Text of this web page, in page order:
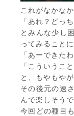
これがなかなか
「あれ？どっち
とみんな少し
ってみることに
「あーできたわ
「こういうこ
と、もやもや
その後元の速
んで楽しそうで
今回どの種目